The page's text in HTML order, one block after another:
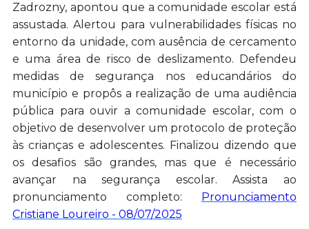
Zadrozny, apontou que a comunidade escolar está
assustada. Alertou para vulnerabilidades físicas no
entorno da unidade, com ausência de cercamento
e uma área de risco de deslizamento. Defendeu
medidas de segurança nos educandários do
município e propôs a realização de uma audiência
pública para ouvir a comunidade escolar, com o
objetivo de desenvolver um protocolo de proteção
às crianças e adolescentes. Finalizou dizendo que
os desafios são grandes, mas que é necessário
avançar na segurança escolar. Assista ao
pronunciamento completo:
Pronunciamento
Cristiane Loureiro - 08/07/2025